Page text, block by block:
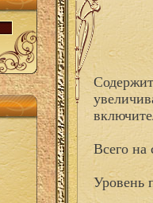
Всего на
Уровень